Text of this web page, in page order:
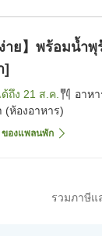
ง่าย】พร้อมน้ำ
]
ถึง 21 ส.ค. อาหา
(ห้องอาหาร)
ของแพลนพัก
รวมภาษีแ